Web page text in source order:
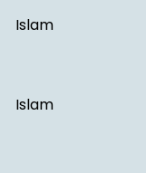
Islam
Islam